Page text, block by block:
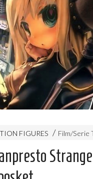
FIGURES Film/Serie